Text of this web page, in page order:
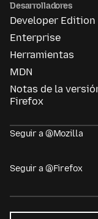
Desarrolladores
Developer Edition
Enterprise
Herramientas
MDN
Notas de la
Firefox
Seguir a @Mozilla
Seguir a @Firefox